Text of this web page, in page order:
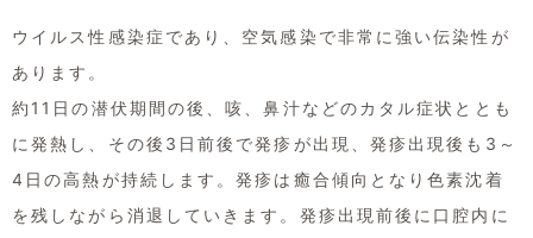
ウイルス性感染症であり、空気感染で非常に強い伝染性が
あります。
約11日の潜伏期間の後、咳、鼻汁などのカタル症状ととも
に発熱し、その後3日前後で発疹が出現、発疹出現後も3～
4日の高熱が持続します。発疹は癒合傾向となり色素沈着
を残しながら消退していきます。発疹出現前後に口腔内に